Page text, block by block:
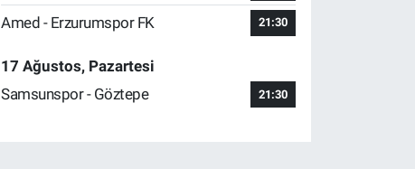
Amed - Erzurumspor FK 21:30
17 Ağustos, Pazartesi
Samsunspor - Göztepe
21:30